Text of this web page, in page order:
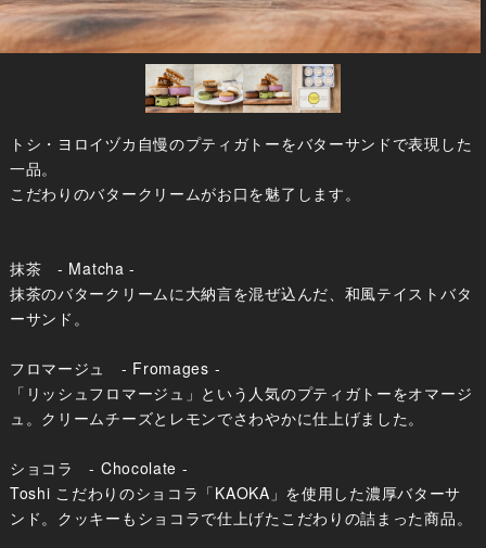
トシ・ヨロイヅカ自慢のプティガトーをバターサンドで表現した
一品。
こだわりのバタークリームがお口を魅了します。
抹茶 - Matcha -
抹茶のバタークリームに大納言を混ぜ込んだ、和風テイストバタ
ーサンド。
フロマージュ - Fromages -
「リッシュフロマージュ」という人気のプティガトーをオマージ
ュ。クリームチーズとレモンでさわやかに仕上げました。
ショコラ - Chocolate -
Toshi こだわりのショコラ「KAOKA」を使用した濃厚バターサ
ンド。クッキーもショコラで仕上げたこだわりの詰まった商品。